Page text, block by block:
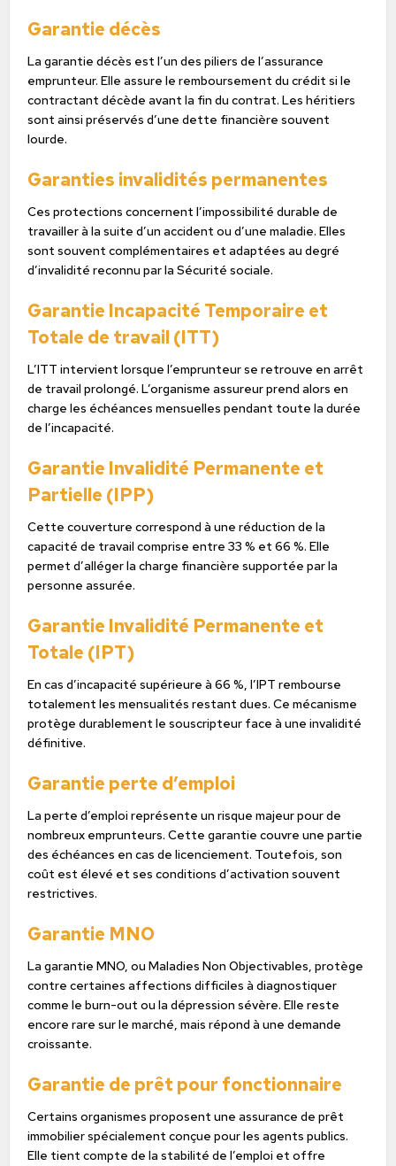
Garantie décès
La garantie décès est l’un des piliers de l’assurance
emprunteur. Elle assure le remboursement du crédit si le
contractant décède avant la fin du contrat. Les héritiers
sont ainsi préservés d’une dette financière souvent
lourde.
Garanties invalidités permanentes
Ces protections concernent l’impossibilité durable de
travailler à la suite d’un accident ou d’une maladie. Elles
sont souvent complémentaires et adaptées au degré
d’invalidité reconnu par la Sécurité sociale.
Garantie Incapacité Temporaire et
Totale de travail (ITT)
L’ITT intervient lorsque l’emprunteur se retrouve en arrêt
de travail prolongé. L’organisme assureur prend alors en
charge les échéances mensuelles pendant toute la durée
de l’incapacité.
Garantie Invalidité Permanente et
Partielle (IPP)
Cette couverture correspond à une réduction de la
capacité de travail comprise entre 33 % et 66 %. Elle
permet d’alléger la charge financière supportée par la
personne assurée.
Garantie Invalidité Permanente et
Totale (IPT)
En cas d’incapacité supérieure à 66 %, l’IPT rembourse
totalement les mensualités restant dues. Ce mécanisme
protège durablement le souscripteur face à une invalidité
définitive.
Garantie perte d’emploi
La perte d’emploi représente un risque majeur pour de
nombreux emprunteurs. Cette garantie couvre une partie
des échéances en cas de licenciement. Toutefois, son
coût est élevé et ses conditions d’activation souvent
restrictives.
Garantie MNO
La garantie MNO, ou Maladies Non Objectivables, protège
contre certaines affections difficiles à diagnostiquer
comme le burn-out ou la dépression sévère. Elle reste
encore rare sur le marché, mais répond à une demande
croissante.
Garantie de prêt pour fonctionnaire
Certains organismes proposent une assurance de prêt
immobilier spécialement conçue pour les agents publics.
Elle tient compte de la stabilité de l’emploi et offre